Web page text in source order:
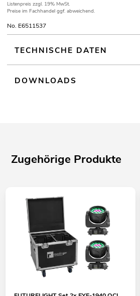
Listenpreis zzgl. 19% MwSt.
Preise im Fachhandel ggf. abweichend.
No. E6511537
TECHNISCHE DATEN
DOWNLOADS
Zugehörige Produkte